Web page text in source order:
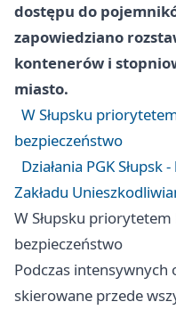
dostępu do
zapowiedziano
kontenerów i
miasto.
W Słupsku
bezpieczeństwo
Działania PGK
Zakładu
W Słupsku
bezpieczeństwo
Podczas intensywnych
skierowane przede